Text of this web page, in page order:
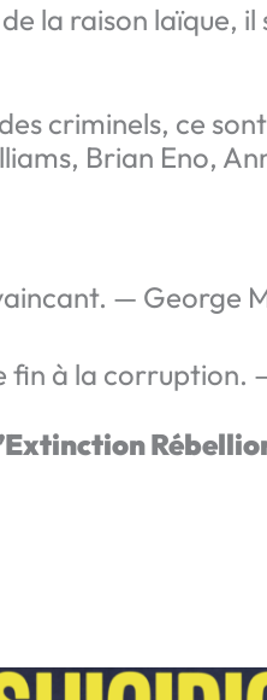
la raison laïque,
criminels, ce
Brian Eno,
— George
fin à la corruption.